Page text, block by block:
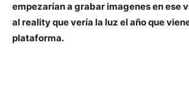
empezarían a grabar imagenes en ese
al reality que vería la luz el año que
plataforma.